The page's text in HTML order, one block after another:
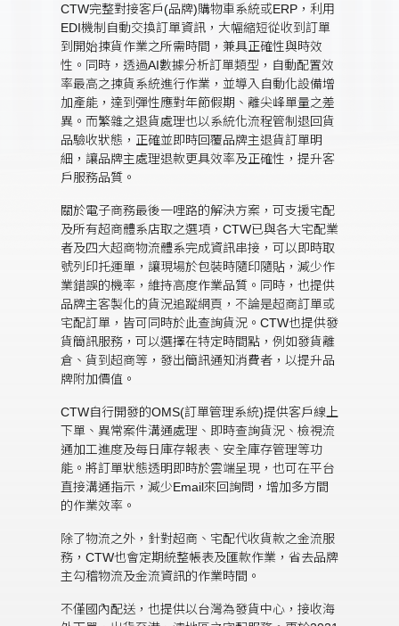
CTW完整對接客戶(品牌)購物車系統或ERP，利用
EDI機制自動交換訂單資訊，大幅縮短從收到訂單
到開始揀貨作業之所需時間，兼具正確性與時效
性。同時，透過AI數據分析訂單類型，自動配置效
率最高之揀貨系統進行作業，並導入自動化設備增
加產能，達到彈性應對年節假期、離尖峰單量之差
異。而繁雜之退貨處理也以系統化流程管制退回貨
品驗收狀態，正確並即時回覆品牌主退貨訂單明
細，讓品牌主處理退款更具效率及正確性，提升客
戶服務品質。
關於電子商務最後一哩路的解決方案，可支援宅配
及所有超商體系店取之選項，CTW已與各大宅配業
者及四大超商物流體系完成資訊串接，可以即時取
號列印托運單，讓現場於包裝時隨印隨貼，減少作
業錯誤的機率，維持高度作業品質。同時，也提供
品牌主客製化的貨況追蹤網頁，不論是超商訂單或
宅配訂單，皆可同時於此查詢貨況。CTW也提供發
貨簡訊服務，可以選擇在特定時間點，例如發貨離
倉、貨到超商等，發出簡訊通知消費者，以提升品
牌附加價值。
CTW自行開發的OMS(訂單管理系統)提供客戶線上
下單、異常案件溝通處理、即時查詢貨況、檢視流
通加工進度及每日庫存報表、安全庫存管理等功
能。將訂單狀態透明即時於雲端呈現，也可在平台
直接溝通指示，減少Email來回詢問，增加多方間
的作業效率。
除了物流之外，針對超商、宅配代收貨款之金流服
務，CTW也會定期統整帳表及匯款作業，省去品牌
主勾稽物流及金流資訊的作業時間。
不僅國內配送，也提供以台灣為發貨中心，接收海